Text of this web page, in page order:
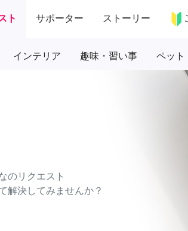
ト サポーター ストーリー
インテリア 趣味・習い事 ペット
のリクエスト
解決してみませんか？